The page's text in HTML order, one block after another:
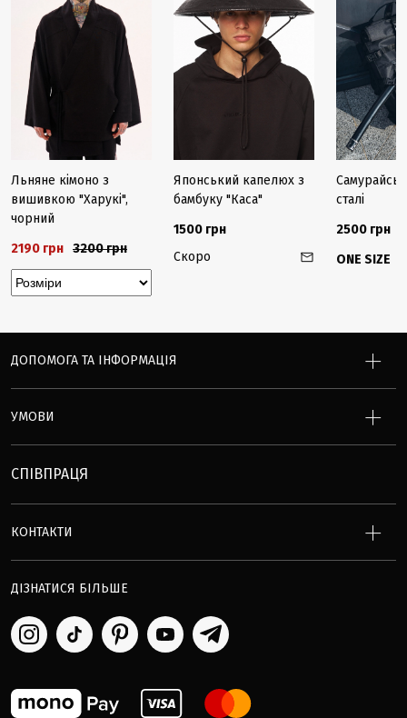
Льняне кімоно з
вишивкою "Харукі",
чорний
2190 грн 3200 грн
Японський капелюх з
бамбуку "Каса"
1500 грн
Скоро
сталі
2500 грн
ONE SIZE
ДОПОМОГА ТА ІНФОРМАЦІЯ
УМОВИ
СПІВПРАЦЯ
КОНТАКТИ
ДІЗНАТИСЯ БІЛЬШЕ